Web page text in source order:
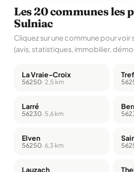
Les 20 communes les
Sulniac
Cliquez sur une commune pour
(avis, statistiques, immobilier,
La Vraie-Croix
56250· 2,5 km
Larré
56230· 5,6 km
Elven
56250· 6,3 km
Lauzach